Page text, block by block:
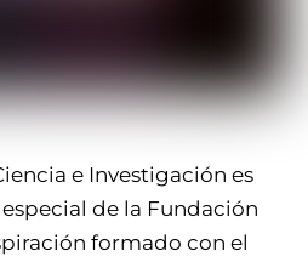
e Investigación es
de la Fundación
formado con el